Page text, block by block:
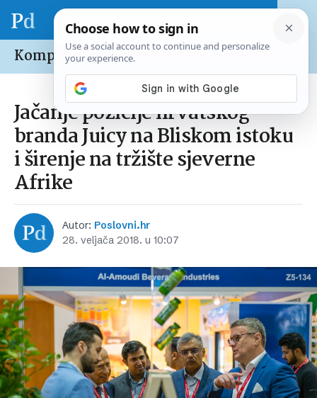
Kompanije /Domaće
Jačanje pozicije hrvatskog
branda Juicy na Bliskom istoku
i širenje na tržište sjeverne
Afrike
Autor: Poslovni.hr
28. veljača 2018. u 10:07